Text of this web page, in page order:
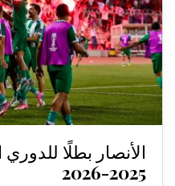
الأنصار بطلًا
2025-2026